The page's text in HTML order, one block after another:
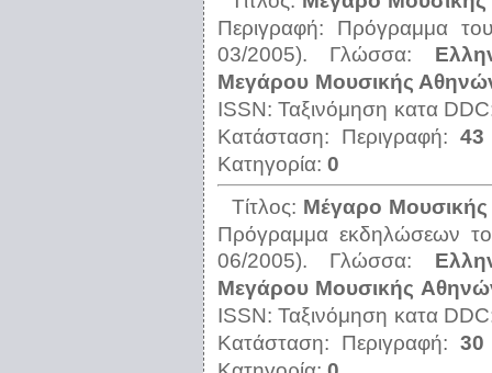
Περιγραφή: Πρόγραμμα
03/2005).
Γλώσσα:
Μεγάρου Μουσικής
ISSN:Ταξινόμηση κατα
Κατάσταση: Περιγραφή: 43
Κατηγορία: 0
Τίτλος: Μέγαρο
Πρόγραμμα εκδηλώσεων
06/2005).
Γλώσσα:
Μεγάρου Μουσικής
ISSN:Ταξινόμηση κατα
Κατάσταση: Περιγραφή: 30